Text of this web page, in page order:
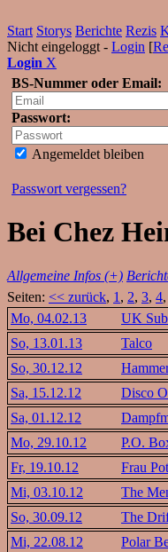
Start Storys Berichte Rezis
Nicht eingeloggt - Login [
Login X
BS-Nummer oder Email:
Passwort:
Angemeldet bleiben
Passwort vergessen?
Bei Chez
Allgemeine Infos (+)
Seiten: << zurück, 1 , 2, 3, 4,
Mo, 04.02.13
UK
So, 13.01.13
Talco
So, 30.12.12
Sa, 15.12.12
Disco
Sa, 01.12.12
Mo, 29.10.12
P.O.
Fr, 19.10.12
Frau
Mi, 03.10.12
The
So, 30.09.12
The
Mi, 22.08.12
Polar